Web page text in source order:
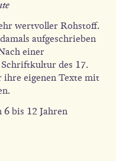
wertvoller Rohstoff.
aufgeschrieben
einer
des 17.
eigenen Texte mit
bis 12 Jahren